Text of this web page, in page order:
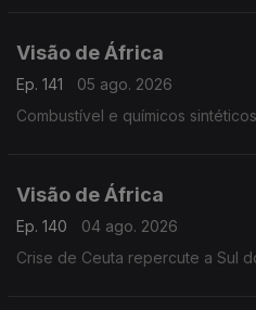
Visão de África
Ep. 141
05 ago. 2026
Combustível e químicos
Visão de África
Ep. 140
04 ago. 2026
Crise de Ceuta repercute a Sul